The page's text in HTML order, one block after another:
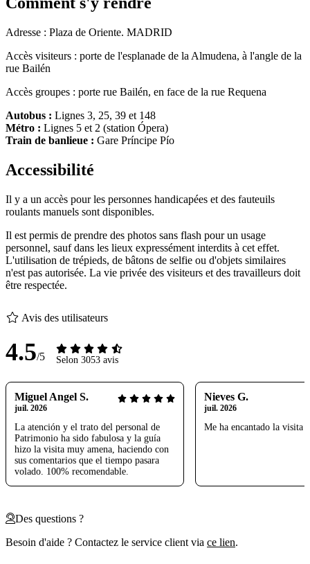
Adresse : Plaza de Oriente. MADRID
Accès visiteurs : porte de l'esplanade de la Almudena, à l'angle de la
rue Bailén
Accès groupes : porte rue Bailén, en face de la rue Requena
Autobus : Lignes 3, 25, 39 et 148
Métro : Lignes 5 et 2 (station Ópera)
Train de banlieue : Gare Príncipe Pío
Accessibilité
Il y a un accès pour les personnes handicapées et des fauteuils
roulants manuels sont disponibles.
Il est permis de prendre des photos sans flash pour un usage
personnel, sauf dans les lieux expressément interdits à cet effet.
L'utilisation de trépieds, de bâtons de selfie ou d'objets similaires
n'est pas autorisée. La vie privée des visiteurs et des travailleurs doit
être respectée.
Avis des utilisateurs
4.5/5 Selon 3053 avis
Miguel Angel S.
juil. 2026
La atención y el trato del personal de
Patrimonio ha sido fabulosa y la guía
hizo la visita muy amena, haciendo con
sus comentarios que el tiempo pasara
volado. 100% recomendable.
Nieves G.
juil. 2026
Me ha encantado la visita
Des questions ?
Besoin d'aide ? Contactez le service client via ce lien.